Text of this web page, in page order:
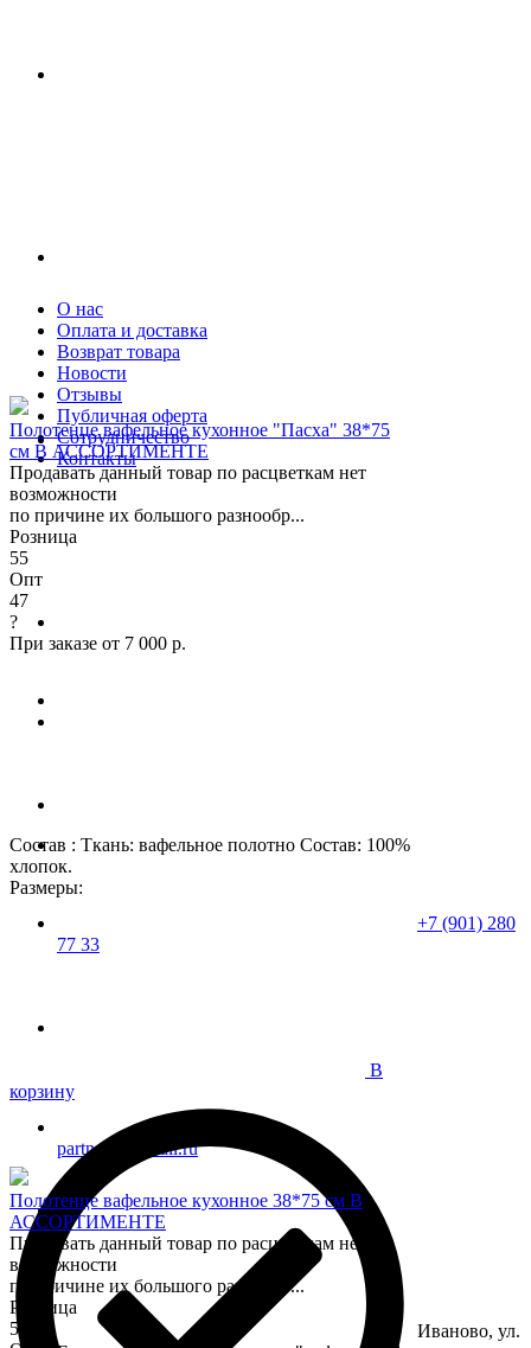
Состав : Ткань: вафельное полотно Состав: 100%
хлопок.
Размеры:
В
корзину
Полотенце вафельное кухонное "Пасха" 38*75
см В АССОРТИМЕНТЕ
Продавать данный товар по расцветкам нет
возможности
по причине их большого разнообр...
Розница
55
Опт
47
?
При заказе от 7 000 р.
Полотенце вафельное кухонное 38*75 см В
АССОРТИМЕНТЕ
Продавать данный товар по расцветкам нет
возможности
по причине их большого разнообр...
Розница
55
О нас
Оплата и доставка
Возврат товара
Новости
Отзывы
Публичная оферта
Сотрудничество
Контакты
+7 (901) 280
77 33
partner37@mail.ru
Иваново, ул.